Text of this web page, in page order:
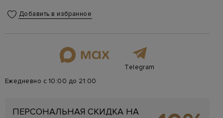
Добавить в избранное
Telegram
Ежедневно с 10:00 до 21:00
ПЕРСОНАЛЬНАЯ СКИДКА НА